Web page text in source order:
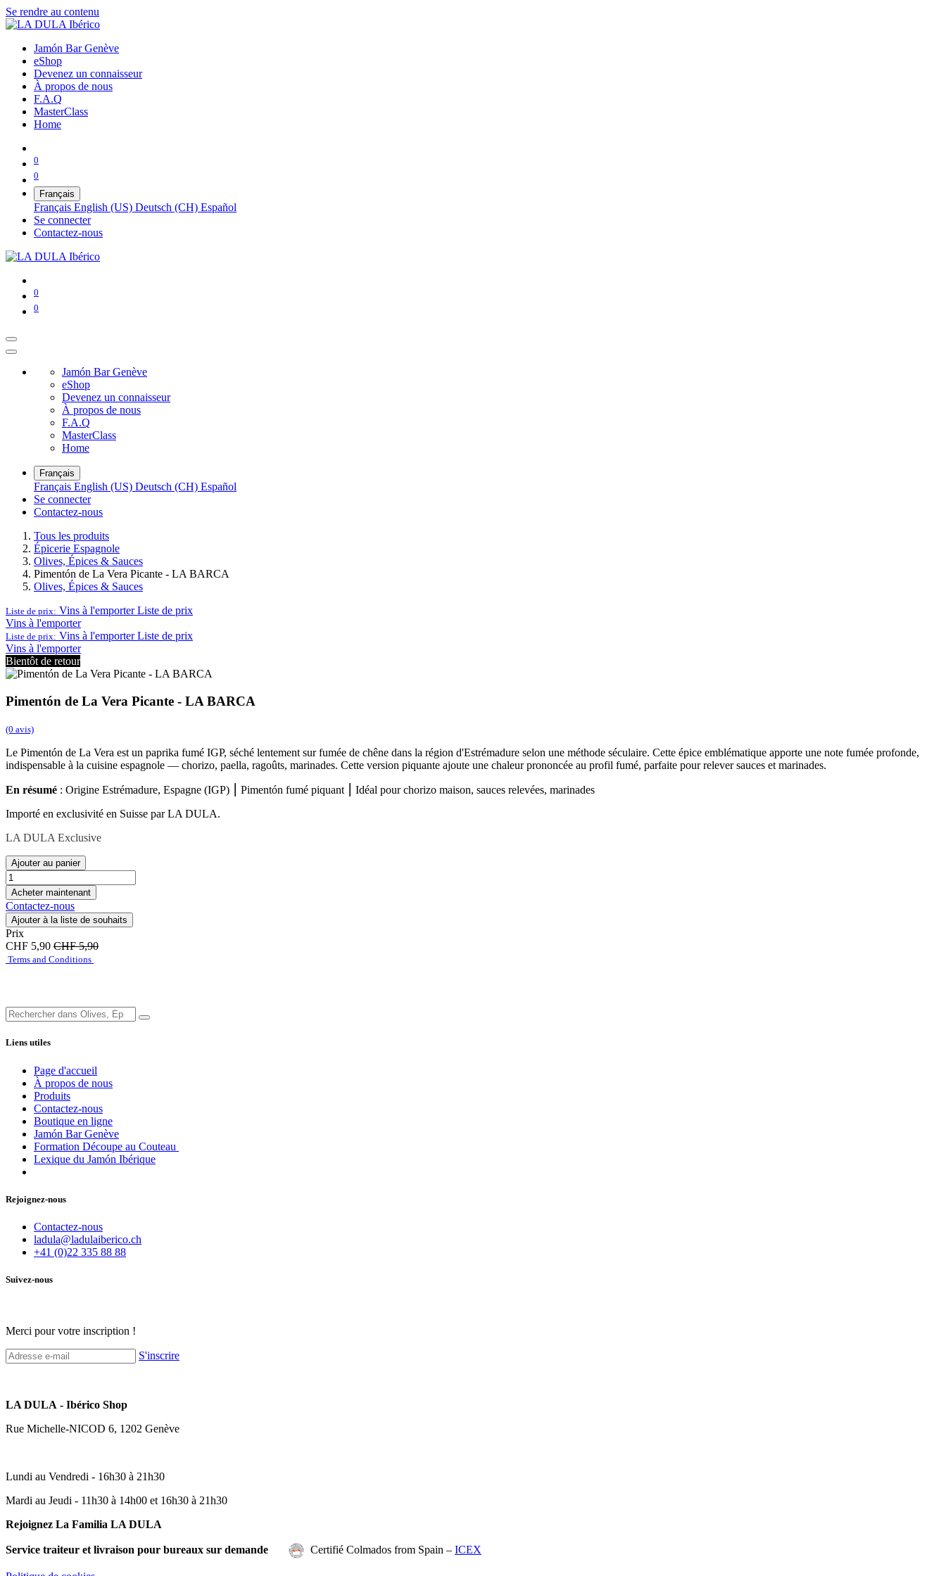
Se rendre au contenu
Jamón Bar Genève
eShop
Devenez un connaisseur
À propos de nous
F.A.Q
MasterClass
Home
0
0
Français
Français English (US) Deutsch (CH) Español
Se connecter
Contactez-nous
0
0
Jamón Bar Genève
eShop
Devenez un connaisseur
À propos de nous
F.A.Q
MasterClass
Home
Français
Français English (US) Deutsch (CH) Español
Se connecter
Contactez-nous
Tous les produits
Épicerie Espagnole
Olives, Épices & Sauces
Pimentón de La Vera Picante - LA BARCA
Olives, Épices & Sauces
Liste de prix: Vins à l'emporter Liste de prix
Vins à l'emporter
Liste de prix: Vins à l'emporter Liste de prix
Vins à l'emporter
Bientôt de retour
Pimentón de La Vera Picante - LA BARCA
(0 avis)
Le Pimentón de La Vera est un paprika fumé IGP, séché lentement sur fumée de chêne dans la région d'Estrémadure selon une méthode séculaire. Cette épice emblématique apporte une note fumée profonde,
indispensable à la cuisine espagnole — chorizo, paella, ragoûts, marinades. Cette version piquante ajoute une chaleur prononcée au profil fumé, parfaite pour relever sauces et marinades.
En résumé : Origine Estrémadure, Espagne (IGP) ⎮ Pimentón fumé piquant ⎮ Idéal pour chorizo maison, sauces relevées, marinades
Importé en exclusivité en Suisse par LA DULA.
LA DULA Exclusive
Ajouter au panier
Acheter maintenant
Contactez-nous
Ajouter à la liste de souhaits
Prix
CHF 5,90 CHF5,90
Terms and Conditions
Liens utiles
Page d'accueil
À propos de nous
Produits
Contactez-nous
Boutique en ligne
Jamón Bar Genève
Formation Découpe au Couteau
Lexique du Jamón Ibérique
Rejoignez-nous
Contactez-nous
ladula@ladulaiberico.ch
+41 (0)22 335 88 88
Suivez-nous
Merci pour votre inscription !
S'inscrire
LA DULA - Ibérico Shop
Rue Michelle-NICOD 6, 1202 Genève
Lundi au Vendredi - 16h30 à 21h30
Mardi au Jeudi - 11h30 à 14h00 et 16h30 à 21h30
Rejoignez La Familia LA DULA
Service traiteur et livraison pour bureaux sur demande Certifié Colmados from Spain – ICEX